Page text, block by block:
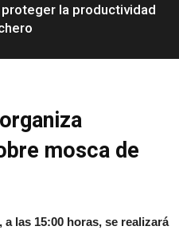
la productividad
mosca de
las 15:00 horas, se realizará